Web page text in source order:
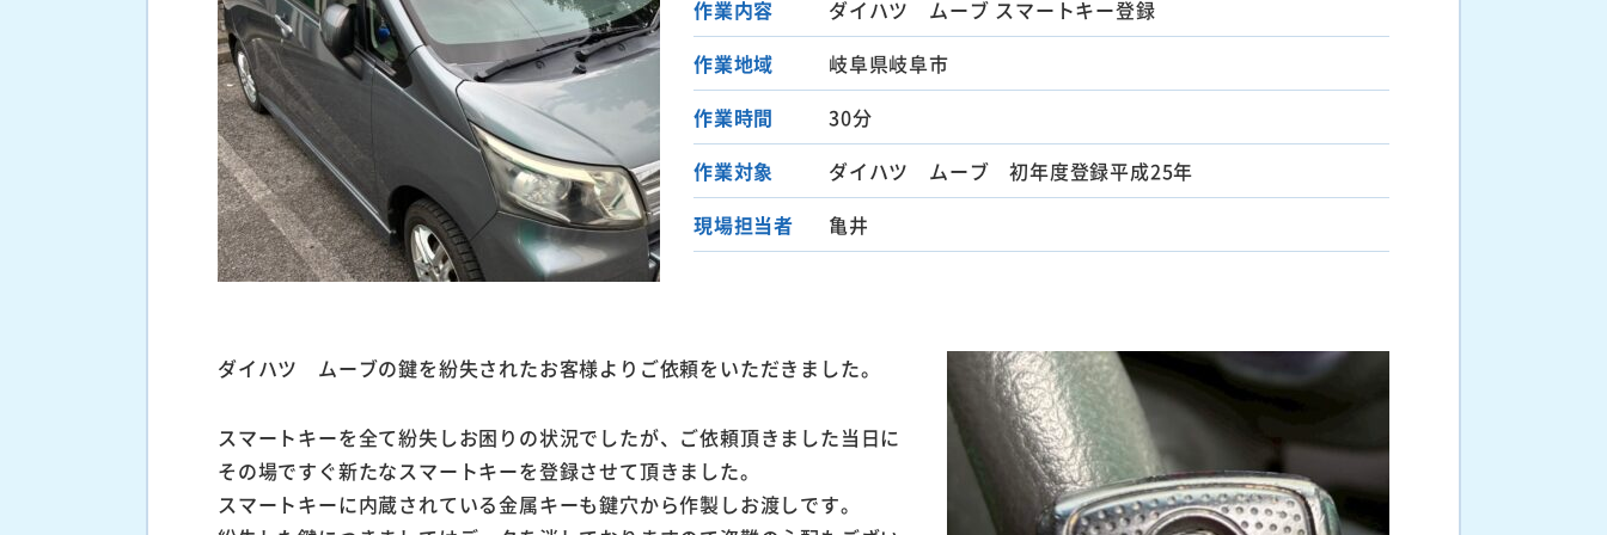
作業内容
ダイハツ ムーブ スマートキー登録
作業地域
岐阜県岐阜市
作業時間
30分
作業対象
ダイハツ ムーブ 初年度登録平成25年
現場担当者
亀井
ダイハツ ムーブの鍵を紛失されたお客様よりご依頼をいただきました。
スマートキーを全て紛失しお困りの状況でしたが、ご依頼頂きました当日に
その場ですぐ新たなスマートキーを登録させて頂きました。
スマートキーに内蔵されている金属キーも鍵穴から作製しお渡しです。